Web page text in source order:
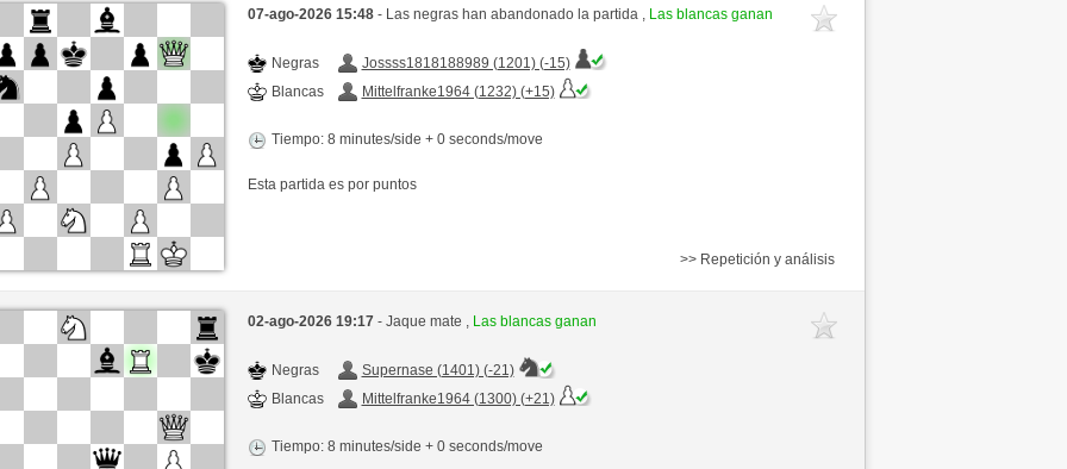
07-ago-2026 15:48 - Las negras han abandonado la partida , Las blancas ganan
Negras
Jossss1818188989 (1201) (-15)
Blancas
Mittelfranke1964 (1232) (+15)
Tiempo: 8 minutes/side + 0 seconds/move
Esta partida es por puntos
>> Repetición y análisis
02-ago-2026 19:17 - Jaque mate , Las blancas ganan
Negras
Supernase (1401) (-21)
Blancas
Mittelfranke1964 (1300) (+21)
Tiempo: 8 minutes/side + 0 seconds/move